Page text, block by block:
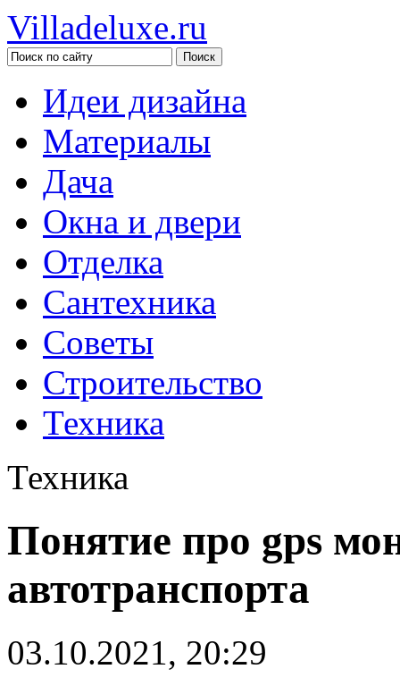
Villadeluxe.ru
Идеи дизайна
Материалы
Дача
Окна и двери
Отделка
Сантехника
Советы
Строительство
Техника
Техника
Понятие про gps
автотранспорта
03.10.2021, 20:29